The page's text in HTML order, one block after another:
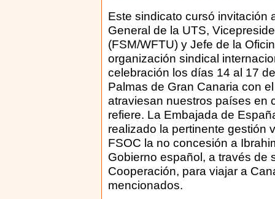
Este sindicato cursó invitación
General de la UTS,
(FSM/WFTU) y Jefe de la
organización sindical
celebración los días 14 al 17
Palmas de Gran Canaria con
atraviesan nuestros países en
refiere. La Embajada de
realizado la pertinente gestión
FSOC la no concesión a
Gobierno español, a través de
Cooperación, para viajar a
mencionados.